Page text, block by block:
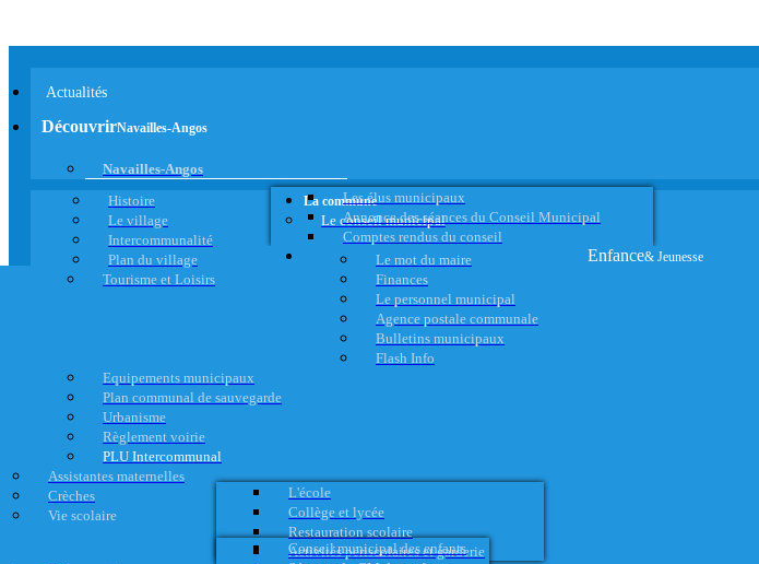
Actualités
DécouvrirNavailles-Angos
Navailles-Angos
Histoire
Le village
Intercommunalité
Plan du village
Tourisme et Loisirs
La commune
Le conseil municipal
Les élus municipaux
Annonce des séances du Conseil Municipal
Comptes rendus du conseil
Le mot du maire
Finances
Le personnel municipal
Agence postale communale
Bulletins municipaux
Flash Info
Equipements municipaux
Plan communal de sauvegarde
Urbanisme
Règlement voirie
PLU Intercommunal
Enfance& Jeunesse
Assistantes maternelles
Crèches
Vie scolaire
L'école
Collège et lycée
Restauration scolaire
Activités périscolaires et garderie
Conseil municipal des enfants